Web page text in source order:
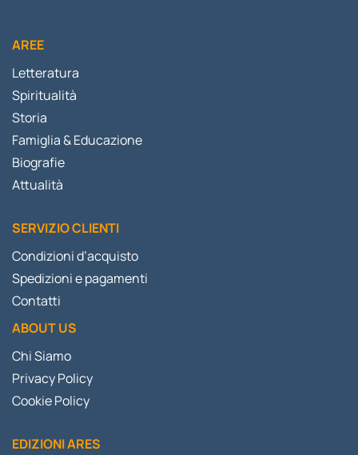
AREE
Letteratura
Spiritualità
Storia
Famiglia & Educazione
Biografie
Attualità
SERVIZIO CLIENTI
Condizioni d’acquisto
Spedizioni e pagamenti
Contatti
ABOUT US
Chi Siamo
Privacy Policy
Cookie Policy
EDIZIONI ARES